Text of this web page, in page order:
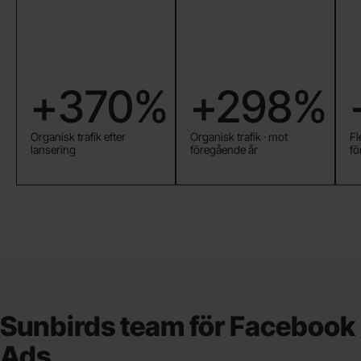
+370%
Organisk trafik efter
lansering
+298%
Organisk trafik · mot
föregående år
Sunbirds team för Facebook